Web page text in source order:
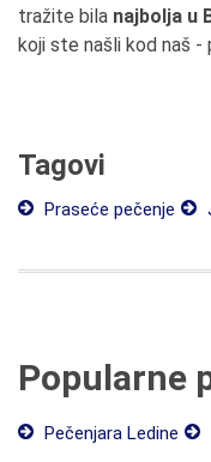
tražite bila najbolja u
koji ste našli kod naš -
Tagovi
Praseće pečenje
Popularne
Pečenjara Ledine